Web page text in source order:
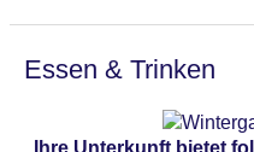
Pool „Außenpool“:
Liegestühle,
Badetücher: gegen
Internet: WLAN/WiFi
Wäscheservice:
Essen & Trinken